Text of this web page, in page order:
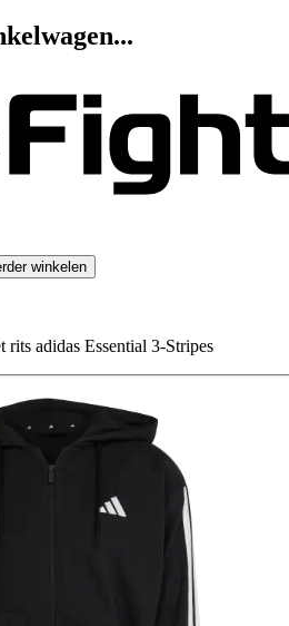
winkelen
rits adidas Essential 3-Stripes